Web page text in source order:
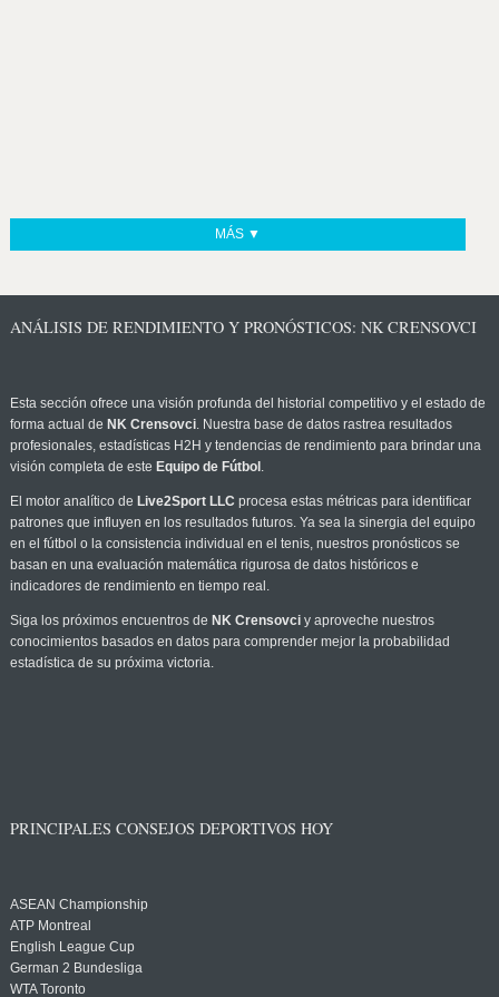
MÁS ▼
ANÁLISIS DE RENDIMIENTO Y PRONÓSTICOS: NK CRENSOVCI
Esta sección ofrece una visión profunda del historial competitivo y el estado de
forma actual de NK Crensovci. Nuestra base de datos rastrea resultados
profesionales, estadísticas H2H y tendencias de rendimiento para brindar una
visión completa de este Equipo de Fútbol .
El motor analítico de Live2Sport LLC procesa estas métricas para identificar
patrones que influyen en los resultados futuros. Ya sea la sinergia del equipo
en el fútbol o la consistencia individual en el tenis, nuestros pronósticos se
basan en una evaluación matemática rigurosa de datos históricos e
indicadores de rendimiento en tiempo real.
Siga los próximos encuentros de NK Crensovciy aproveche nuestros
conocimientos basados en datos para comprender mejor la probabilidad
estadística de su próxima victoria.
PRINCIPALES CONSEJOS DEPORTIVOS HOY
ASEAN Championship
ATP Montreal
English League Cup
German 2 Bundesliga
WTA Toronto